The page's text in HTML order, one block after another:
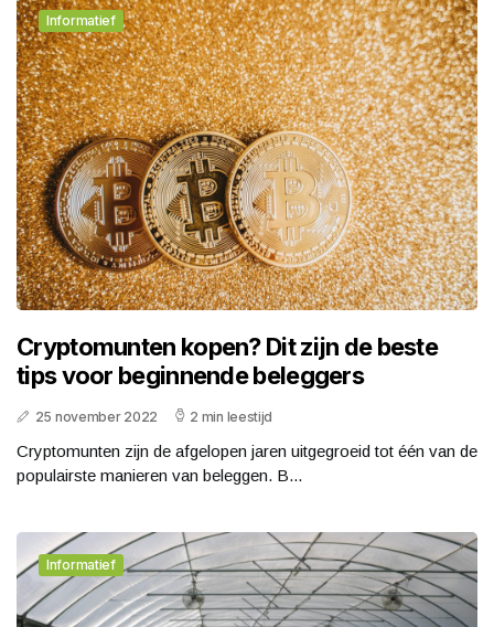
Informatief
Cryptomunten kopen? Dit zijn de beste
tips voor beginnende beleggers
25 november 2022 2 min leestijd
Cryptomunten zijn de afgelopen jaren uitgegroeid tot één van de
populairste manieren van beleggen. B...
Informatief